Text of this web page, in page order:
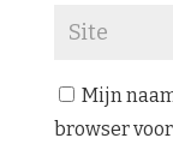
Mijn
browser